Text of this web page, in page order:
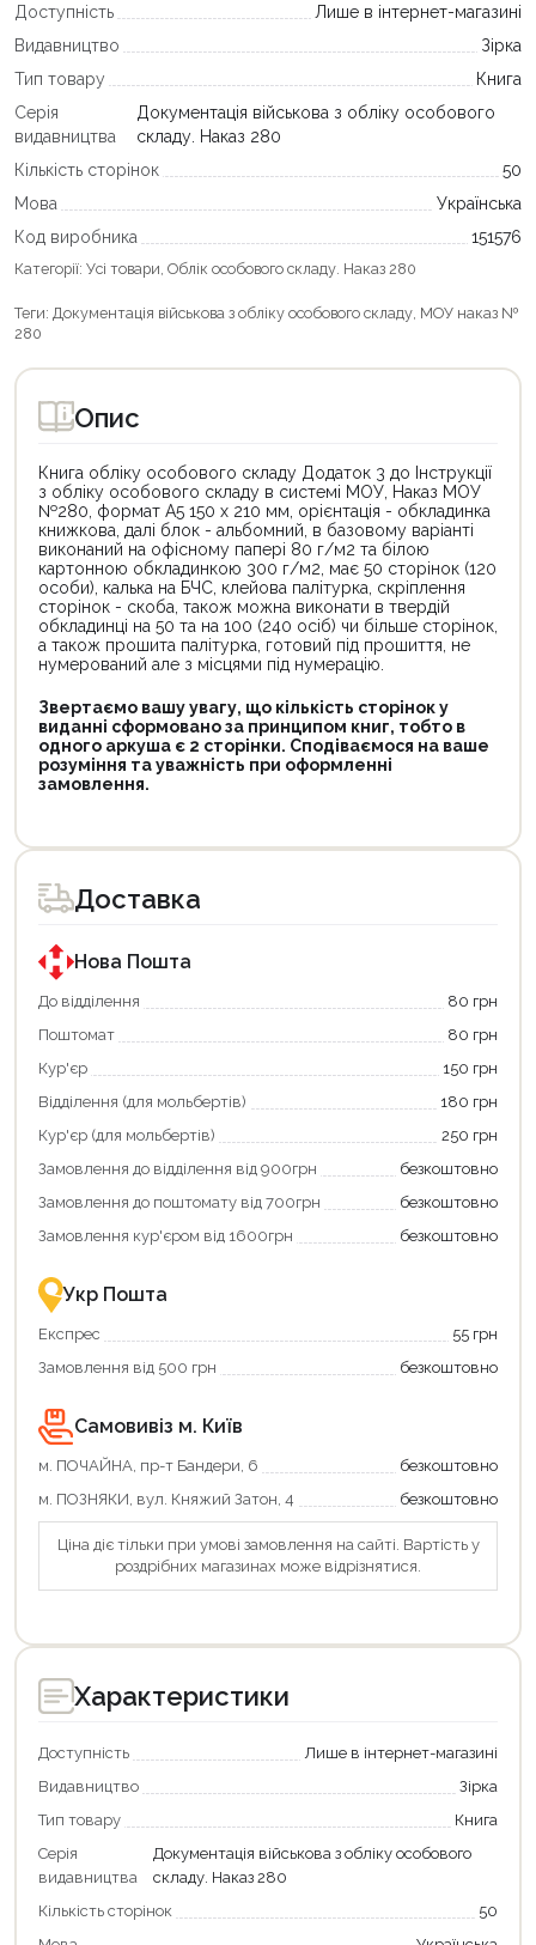
Доступність
Лише в інтернет-магазині
Видавництво
Зірка
Тип товару
Книга
Серія
видавництва
Документація військова з обліку особового
складу. Наказ 280
Кількість сторінок
50
Мова
Українська
Код виробника
151576
Категорії: Усі товари Облік особового складу. Наказ 280
Теги: Документація військова з обліку особового складу МОУ наказ №
280
Опис
Книга обліку особового складу Додаток 3 до Інструкції
з обліку особового складу в системі МОУ, Наказ МОУ
№280, формат А5 150 х 210 мм, орієнтація - обкладинка
книжкова, далі блок - альбомний, в базовому варіанті
виконаний на офісному папері 80 г/м2 та білою
картонною обкладинкою 300 г/м2, має 50 сторінок (120
особи), калька на БЧС, клейова палітурка, скріплення
сторінок - скоба, також можна виконати в твердій
обкладинці на 50 та на 100 (240 осіб) чи більше сторінок,
а також прошита палітурка, готовий під прошиття, не
нумерований але з місцями під нумерацію.
Звертаємо вашу увагу, що кількість сторінок у
виданні сформовано за принципом книг, тобто в
одного аркуша є 2 сторінки. Сподіваємося на ваше
розуміння та уважність при оформленні
замовлення.
Доставка
Нова Пошта
До відділення
80 грн
Поштомат
80 грн
Кур'єр
150 грн
Відділення (для мольбертів)
180 грн
Кур'єр (для мольбертів)
250 грн
Замовлення до відділення від 900грн
безкоштовно
Замовлення до поштомату від 700грн
безкоштовно
Замовлення кур'єром від 1600грн
безкоштовно
Укр Пошта
Експрес
55 грн
Замовлення від 500 грн
безкоштовно
Самовивіз м. Київ
м. ПОЧАЙНА, пр-т Бандери, 6
безкоштовно
м. ПОЗНЯКИ, вул. Княжий Затон, 4
безкоштовно
Ціна діє тільки при умові замовлення на сайті. Вартість у
роздрібних магазинах може відрізнятися.
Характеристики
Доступність
Лише в інтернет-магазині
Видавництво
Зірка
Тип товару
Книга
Серія
видавництва
Документація військова з обліку особового
складу. Наказ 280
Кількість сторінок
50